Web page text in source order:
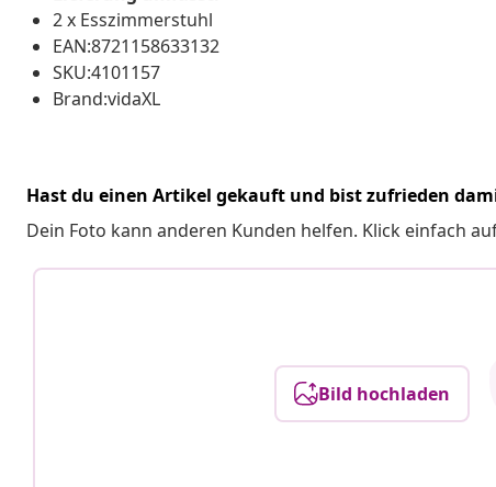
2 x Esszimmerstuhl
EAN:8721158633132
SKU:4101157
Brand:vidaXL
Hast du einen Artikel gekauft und bist zufrieden
Dein Foto kann anderen Kunden helfen. Klick einfach
Bild hochladen